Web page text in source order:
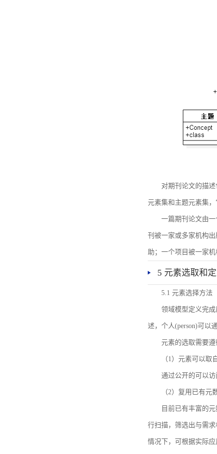
对期刊论文的描
元素集和主题元素集
一篇期刊论文由
刊被一家或多家机构
助；一个项目被一家
5 元素选取和
5.1 元素选择方法
领域模型定义完
述，个人(person)可以
元素的选取需要
（1）元素可以取
通过公开的可以
（2）复用已有元
目前已有丰富的
行扫描，筛选出与需
情况下，可根据实际